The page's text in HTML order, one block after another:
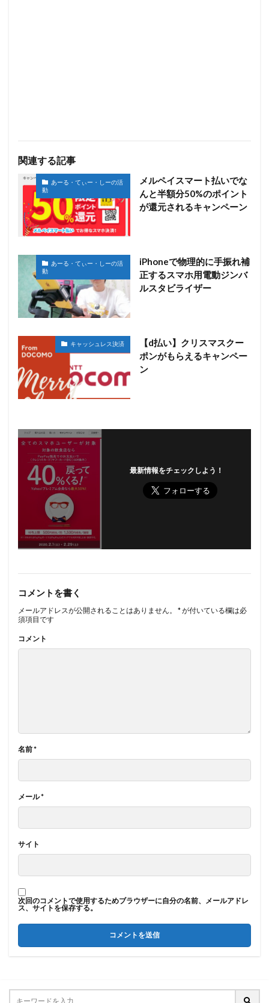
関連する記事
あーる・てぃー・しーの活
動
メルペイスマート払いでな
んと半額分50%のポイント
が還元されるキャンペーン
あーる・てぃー・しーの活
動
iPhoneで物理的に手振れ補
正するスマホ用電動ジンバ
ルスタビライザー
キャッシュレス決済
【d払い】クリスマスクー
ポンがもらえるキャンペー
ン
最新情報をチェックしよう！
コメントを書く
メールアドレスが公開されることはありません。 *が付いている欄は必
須項目です
コメント
名前*
メール*
サイト
次回のコメントで使用するためブラウザーに自分の名前、メールアドレ
ス、サイトを保存する。